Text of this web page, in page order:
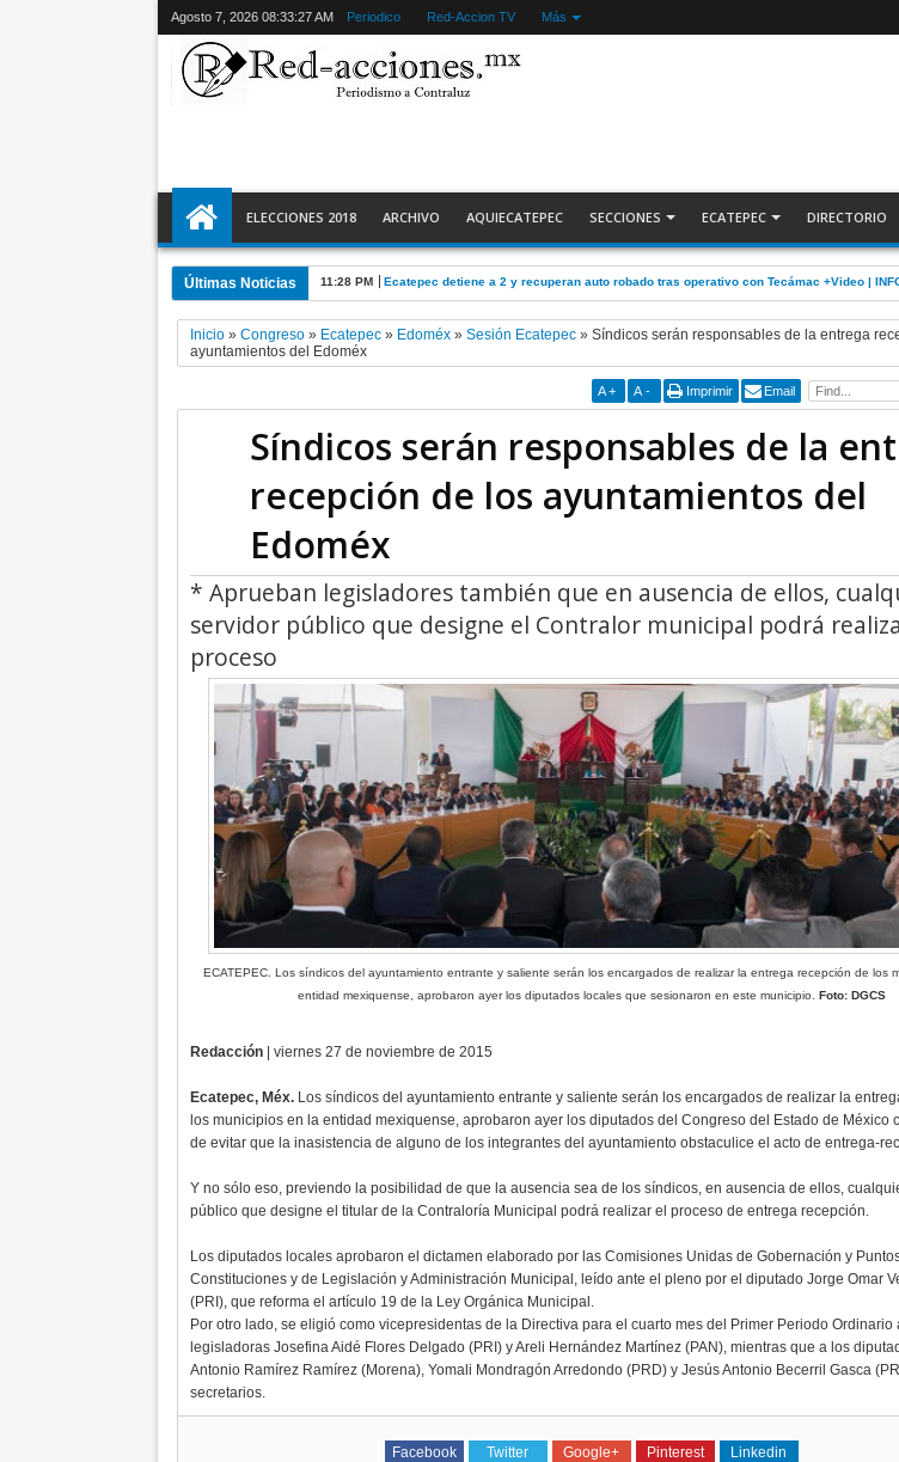
Agosto 7, 2026 08:33:28 AM Periodico Red-Accion TV Más
ELECCIONES 2018 ARCHIVO AQUIECATEPEC SECCIONES ECATEPEC DIRECTORIO
Últimas Noticias 11:28 PM Ecatepec detiene a 2 y recuperan auto robado tras operativo con Tecámac +Video |
Inicio» Congreso» Ecatepec» Edoméx» Sesión Ecatepec» Síndicos serán responsables de la entrega
ayuntamientos del Edoméx
A + A - Imprimir Email
Síndicos serán responsables de la
recepción de los ayuntamientos del
Edoméx
* Aprueban legisladores también que en ausencia de ellos,
servidor público que designe el Contralor municipal podrá
proceso
ECATEPEC. Los síndicos del ayuntamiento entrante y saliente serán los encargados de realizar la entrega recepción de los
entidad mexiquense, aprobaron ayer los diputados locales que sesionaron en este municipio. Foto: DGCS
Redacción | viernes 27 de noviembre de 2015
Ecatepec, Méx.Los síndicos del ayuntamiento entrante y saliente serán los encargados de realizar la
los municipios en la entidad mexiquense, aprobaron ayer los diputados del Congreso del Estado de México
de evitar que la inasistencia de alguno de los integrantes del ayuntamiento obstaculice el acto de entrega-
Y no sólo eso, previendo la posibilidad de que la ausencia sea de los síndicos, en ausencia de ellos,
público que designe el titular de la Contraloría Municipal podrá realizar el proceso de entrega recepción.
Los diputados locales aprobaron el dictamen elaborado por las Comisiones Unidas de Gobernación y
Constituciones y de Legislación y Administración Municipal, leído ante el pleno por el diputado Jorge Omar
(PRI), que reforma el artículo 19 de la Ley Orgánica Municipal.
Por otro lado, se eligió como vicepresidentas de la Directiva para el cuarto mes del Primer Periodo Ordinario
legisladoras Josefina Aidé Flores Delgado (PRI) y Areli Hernández Martínez (PAN), mientras que a los
Antonio Ramírez Ramírez (Morena), Yomali Mondragón Arredondo (PRD) y Jesús Antonio Becerril Gasca
secretarios.
Facebook Twitter Google+ Pinterest Linkedin